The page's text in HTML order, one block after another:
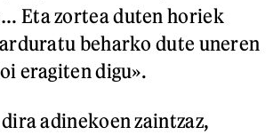
Eta zortea duten horiek
beharko dute uneren
eragiten digu».
adinekoen zaintzaz,